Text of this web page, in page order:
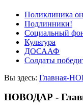
Поликлиника
Подлинники!
Социальный
Культура
ДОСААФ
Солдаты
Вы здесь: Главная-
НОВОДАР -